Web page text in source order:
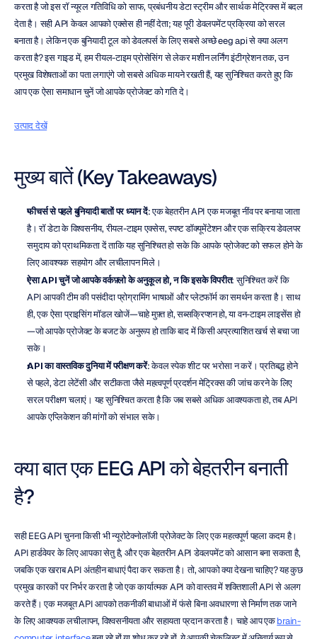
करता है जो इस रॉ न्यूरल गतिविधि को साफ, प्रबंधनीय डेटा स्ट्रीम और सार्थक मेट्रिक्स में बदल
देता है। सही API केवल आपको एक्सेस ही नहीं देता; यह पूरी डेवलपमेंट प्रक्रिया को सरल
बनाता है। लेकिन एक बुनियादी टूल को डेवलपर्स के लिए सबसे अच्छे eeg api से क्या अलग
करता है? इस गाइड में, हम रीयल-टाइम प्रोसेसिंग से लेकर मशीन लर्निंग इंटीग्रेशन तक, उन
प्रमुख विशेषताओं का पता लगाएंगे जो सबसे अधिक मायने रखती हैं, यह सुनिश्चित करते हुए कि
आप एक ऐसा समाधान चुनें जो आपके प्रोजेक्ट को गति दे।
उत्पाद देखें
मुख्य बातें (Key Takeaways)
फीचर्स से पहले बुनियादी बातों पर ध्यान दें: एक बेहतरीन API एक मजबूत नींव पर बनाया जाता
है। रॉ डेटा के विश्वसनीय, रीयल-टाइम एक्सेस, स्पष्ट डॉक्यूमेंटेशन और एक सक्रिय डेवलपर
समुदाय को प्राथमिकता दें ताकि यह सुनिश्चित हो सके कि आपके प्रोजेक्ट को सफल होने के
लिए आवश्यक सहयोग और लचीलापन मिले।
ऐसा API चुनें जो आपके वर्कफ़्लो के अनुकूल हो, न कि इसके विपरीत: सुनिश्चित करें कि
API आपकी टीम की पसंदीदा प्रोग्रामिंग भाषाओं और प्लेटफॉर्म का समर्थन करता है। साथ
ही, एक ऐसा प्राइसिंग मॉडल खोजें—चाहे मुफ़्त हो, सब्सक्रिप्शन हो, या वन-टाइम लाइसेंस हो
—जो आपके प्रोजेक्ट के बजट के अनुरूप हो ताकि बाद में किसी अप्रत्याशित खर्च से बचा जा
सके।
API का वास्तविक दुनिया में परीक्षण करें: केवल स्पेक शीट पर भरोसा न करें। प्रतिबद्ध होने
से पहले, डेटा लेटेंसी और सटीकता जैसे महत्वपूर्ण प्रदर्शन मेट्रिक्स की जांच करने के लिए
सरल परीक्षण चलाएं। यह सुनिश्चित करता है कि जब सबसे अधिक आवश्यकता हो, तब API
आपके एप्लिकेशन की मांगों को संभाल सके।
क्या बात एक EEG API को बेहतरीन बनाती
है?
सही EEG API चुनना किसी भी न्यूरोटेक्नोलॉजी प्रोजेक्ट के लिए एक महत्वपूर्ण पहला कदम है।
API हार्डवेयर के लिए आपका सेतु है, और एक बेहतरीन API डेवलपमेंट को आसान बना सकता है,
जबकि एक खराब API अंतहीन बाधाएं पैदा कर सकता है। तो, आपको क्या देखना चाहिए? यह कुछ
प्रमुख कारकों पर निर्भर करता है जो एक कार्यात्मक API को वास्तव में शक्तिशाली API से अलग
करते हैं। एक मजबूत API आपको तकनीकी बाधाओं में फंसे बिना अवधारणा से निर्माण तक जाने
के लिए आवश्यक लचीलापन, विश्वसनीयता और सहायता प्रदान करता है। चाहे आप एक brain-